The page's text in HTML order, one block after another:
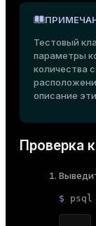
Тестовый
параметры
количества
описание
Проверка
$